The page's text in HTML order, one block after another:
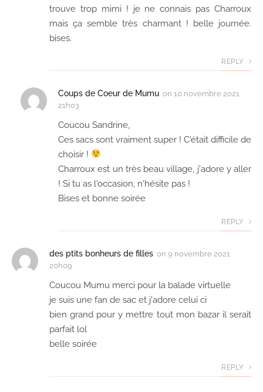
trouve trop mimi ! je ne connais pas Charroux
mais ça semble très charmant ! belle journée.
bises.
REPLY
Coups de Coeur de Mumu on 10 novembre 2021
21h03
Coucou Sandrine,
Ces sacs sont vraiment super ! C'était difficile de
choisir !
Charroux est un très beau village, j'adore y aller
! Si tu as l'occasion, n'hésite pas !
Bises et bonne soirée
REPLY
des ptits bonheurs de filles on 9 novembre 2021
20h09
Coucou Mumu merci pour la balade virtuelle
je suis une fan de sac et j'adore celui ci
bien grand pour y mettre tout mon bazar il serait
parfait lol
belle soirée
REPLY